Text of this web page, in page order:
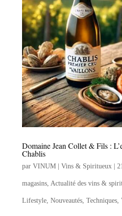
Domaine Jean Collet & Fils :
Chablis
par VINUM | Vins & Spiritueux|
magasins, Actualité des vins &
Lifestyle, Nouveautés, Techniques,